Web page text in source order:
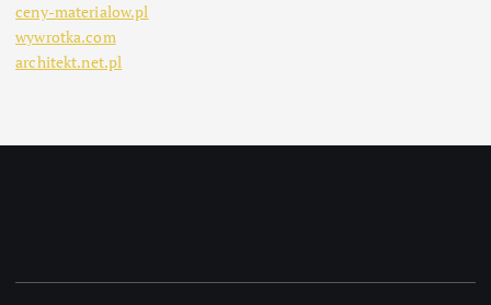
ceny-materialow.pl
wywrotka.com
architekt.net.pl